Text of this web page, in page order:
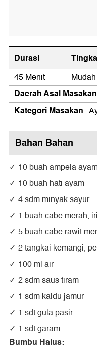
Durasi
45 Menit Mudah
Daerah Asal Masakan
Kategori Masakan :
Bahan Bahan
10 buah ampela
10 buah hati ayam
4 sdm minyak sayur
1 buah cabe merah,
5 buah cabe rawit
2 tangkai kemangi,
100 ml air
2 sdm saus tiram
1 sdm kaldu jamur
1 sdt gula pasir
1 sdt garam
Bumbu Halus: